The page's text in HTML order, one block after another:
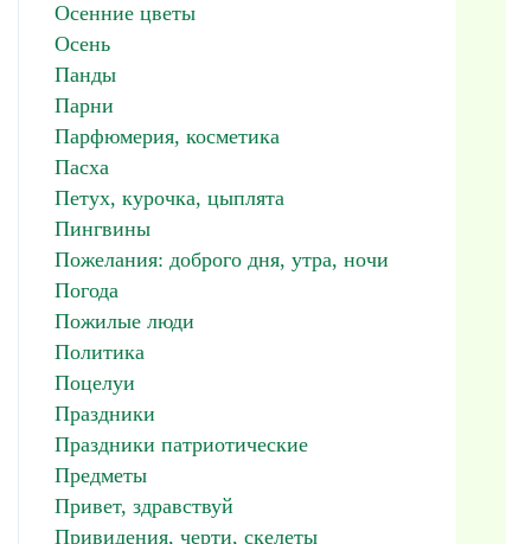
Осенние цветы
Осень
Панды
Парни
Парфюмерия, косметика
Пасха
Петух, курочка, цыплята
Пингвины
Пожелания: доброго дня, утра, ночи
Погода
Пожилые люди
Политика
Поцелуи
Праздники
Праздники патриотические
Предметы
Привет, здравствуй
Привидения, черти, скелеты